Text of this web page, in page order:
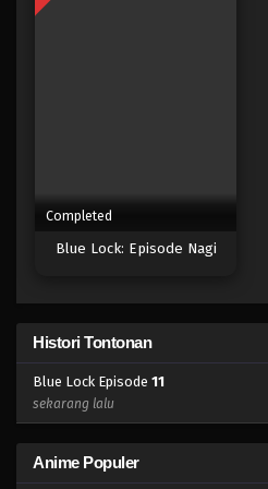
Blue Lock Episode
Blue Lock Episode
Eps 13 - Episode 13
Blue Lock
Completed
Blue Lock: Episode Nagi
Histori Tontonan
Blue Lock Episode 11
sekarang lalu
Anime Populer